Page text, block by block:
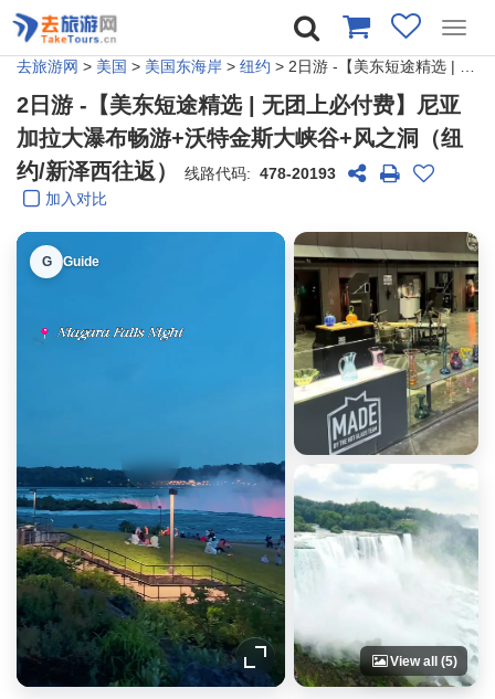
去旅游网 > 美国 > 美国东海岸 > 纽约 > 2日游 -【美东短途精选 | 无团上必付费】尼亚加拉大瀑布畅游+沃特金斯大峡谷+风之洞（纽约/新泽西往返）
2日游 -【美东短途精选 | 无团上必付费】尼亚
加拉大瀑布畅游+沃特金斯大峡谷+风之洞（纽
约/新泽西往返）
线路代码: 478-20193
加入对比
G Guide
View all (5)